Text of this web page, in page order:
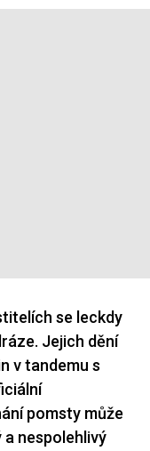
se leckdy
Jejich dění
v tandemu s
pomsty může
nespolehlivý